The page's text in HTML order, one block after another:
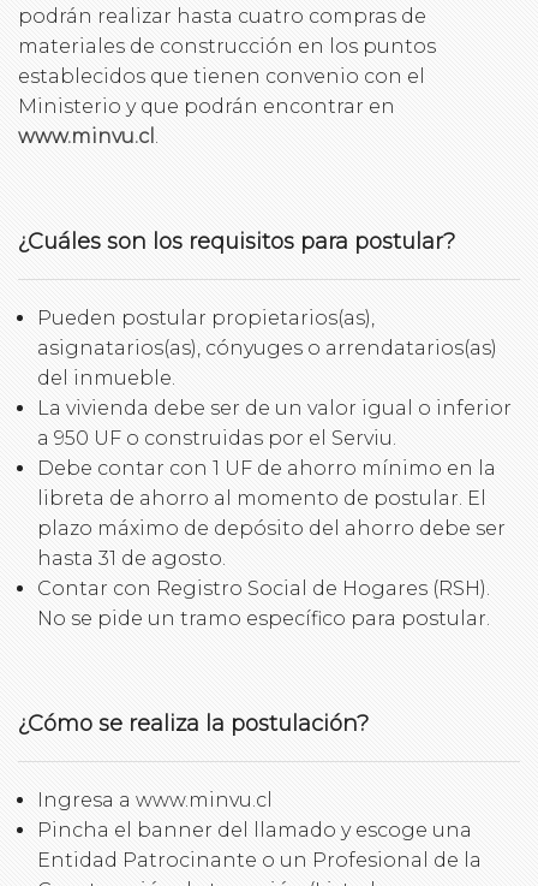
podrán realizar hasta cuatro compras de
materiales de construcción en los puntos
establecidos que tienen convenio con el
Ministerio y que podrán encontrar en
www.minvu.cl .
¿Cuáles son los requisitos para postular?
Pueden postular propietarios(as),
asignatarios(as), cónyuges o arrendatarios(as)
del inmueble.
La vivienda debe ser de un valor igual o inferior
a 950 UF o construidas por el Serviu.
Debe contar con 1 UF de ahorro mínimo en la
libreta de ahorro al momento de postular. El
plazo máximo de depósito del ahorro debe ser
hasta 31 de agosto.
Contar con Registro Social de Hogares (RSH).
No se pide un tramo específico para postular.
¿Cómo se realiza la postulación?
Ingresa a www.minvu.cl
Pincha el banner del llamado y escoge una
Entidad Patrocinante o un Profesional de la